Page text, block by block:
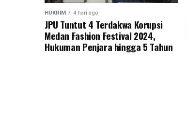
HUKRIM 4 hari ago
JPU Tuntut 4 Terdakwa Korupsi
Medan Fashion Festival 2024,
Hukuman Penjara hingga 5 Tahun